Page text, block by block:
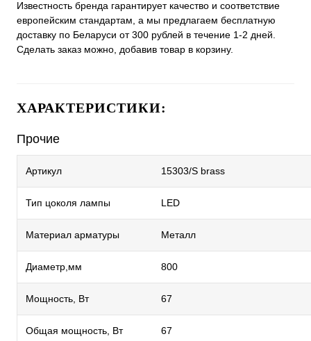
Известность бренда гарантирует качество и соответствие
европейским стандартам, а мы предлагаем бесплатную
доставку по Беларуси от 300 рублей в течение 1-2 дней.
Сделать заказ можно, добавив товар в корзину.
ХАРАКТЕРИСТИКИ:
Прочие
Артикул 15303/S brass
Тип цоколя лампы LED
Материал арматуры Металл
Диаметр,мм 800
Мощность, Вт 67
Общая мощность, Вт 67